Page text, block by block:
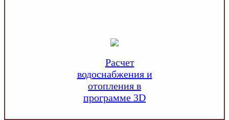
Расчет
водоснабжения и
отопления в
программе 3D